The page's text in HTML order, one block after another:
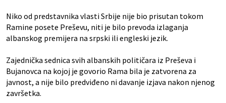
Niko od predstavnika vlasti Srbije nije bio prisutan tokom
Ramine posete Preševu, niti je bilo prevoda izlaganja
albanskog premijera na srpski ili engleski jezik.
Zajednička sednica svih albanskih političara iz Preševa i
Bujanovca na kojoj je govorio Rama bila je zatvorena za
javnost, a nije bilo predviđeno ni davanje izjava nakon njenog
završetka.